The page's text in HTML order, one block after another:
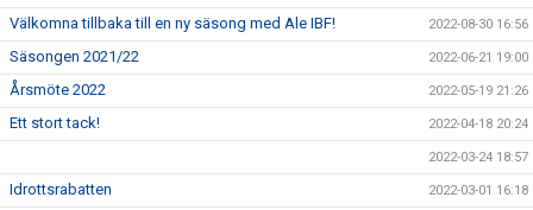
Välkomna tillbaka till en ny säsong med Ale IBF! 2022-08-30 16:56
Säsongen 2021/22 2022-06-21 19:00
Årsmöte 2022 2022-05-19 21:26
Ett stort tack! 2022-04-18 20:24
2022-03-24 18:57
Idrottsrabatten 2022-03-01 16:18